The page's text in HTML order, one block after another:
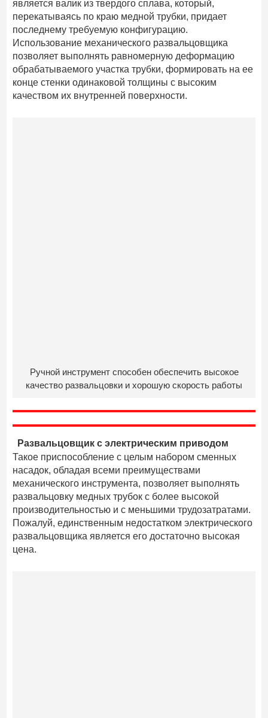
является валик из твердого сплава, который,
перекатываясь по краю медной трубки, придает
последнему требуемую конфигурацию.
Использование механического развальцовщика
позволяет выполнять равномерную деформацию
обрабатываемого участка трубки, формировать на ее
конце стенки одинаковой толщины с высоким
качеством их внутренней поверхности.
Ручной инструмент способен обеспечить высокое
качество развальцовки и хорошую скорость работы
Развальцовщик с электрическим приводом
Такое приспособление с целым набором сменных
насадок, обладая всеми преимуществами
механического инструмента, позволяет выполнять
развальцовку медных трубок с более высокой
производительностью и с меньшими трудозатратами.
Пожалуй, единственным недостатком электрического
развальцовщика является его достаточно высокая
цена.